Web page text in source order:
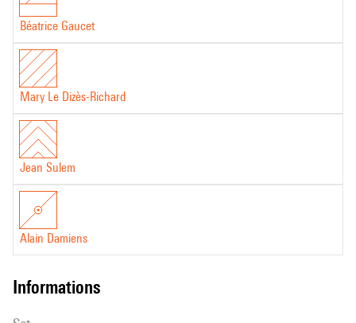
Béatrice Gaucet
Mary Le Dizès-Richard
Jean Sulem
Alain Damiens
informations